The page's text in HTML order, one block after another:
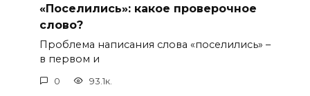
«Поселились»: какое проверочное
слово?
Проблема написания слова «поселились» –
в первом и
0 93.1к.